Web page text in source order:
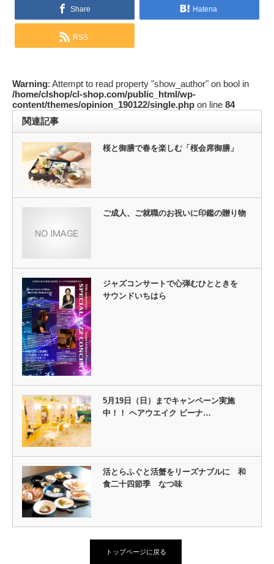
Share Hatena
RSS
Warning: Attempt to read property "show_author" on bool in
/home/clshop/cl-shop.com/public_html/wp-
content/themes/opinion_190122/single.php on line 84
関連記事
桜と御膳で春を楽しむ「桜会席御膳」
ご成人、ご就職のお祝いに印鑑の贈り物
ジャズコンサートで心弾むひとときを
サウンドいちはら
5月19日（日）までキャンペーン実施
中！！ ヘアウエイク ビーナ…
活とらふぐと活蟹をリーズナブルに 和
食二十四節季 なつ味
トップページに戻る